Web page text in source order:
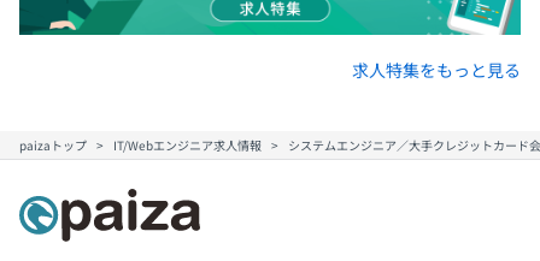
求人特集をもっと見る
paizaトップ IT/Webエンジニア求人情報 システムエンジニア／大手クレジットカード